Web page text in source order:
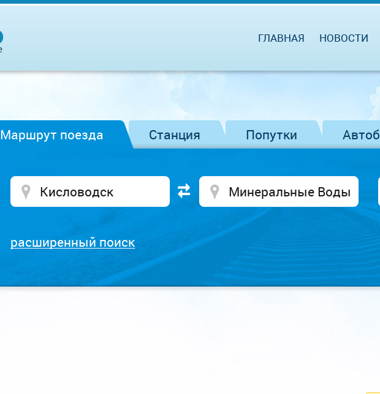
ГЛАВНАЯ НОВОСТИ
Маршрут поезда Станция Попутки
расширенный поиск